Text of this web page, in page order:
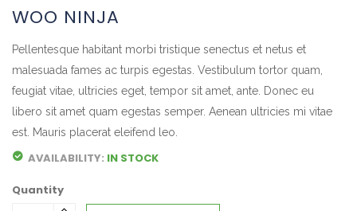
WOO NINJA
Pellentesque habitant morbi tristique senectus et netus et
malesuada fames ac turpis egestas. Vestibulum tortor quam,
feugiat vitae, ultricies eget, tempor sit amet, ante. Donec eu
libero sit amet quam egestas semper. Aenean ultricies mi vitae
est. Mauris placerat eleifend leo.
AVAILABILITY: IN STOCK
Quantity